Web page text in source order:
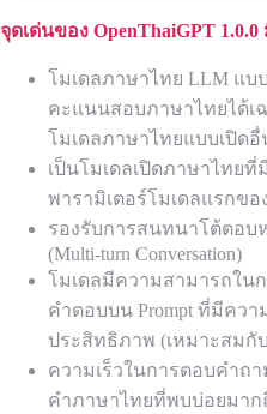
จุดเด่นของ OpenThaiGPT 1.0.0
โมเดลภาษาไทย LLM แ
คะแนนสอบภาษาไทยได้เ
โมเดลภาษาไทยแบบเปิดอื่
เป็นโมเดลเปิดภาษาไทย
พารามิเตอร์โมเดลแรกขอ
รองรับการสนทนาโต้ตอบ
(Multi-turn Conversation)
โมเดลมีความสามารถใน
คำตอบบน Prompt ที่มีควา
ประสิทธิภาพ (เหมาะสมกั
ความเร็วในการตอบคำถา
คำภาษาไทยที่พบบ่อยมาก